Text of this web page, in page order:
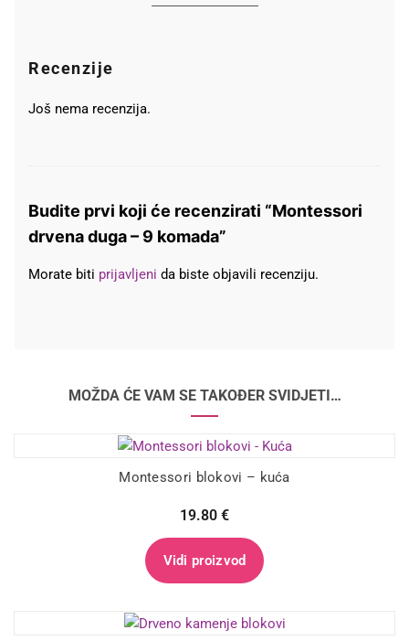
Recenzije
Još nema recenzija.
Budite prvi koji će recenzirati “Montessori
drvena duga – 9 komada”
Morate biti prijavljeni da biste objavili recenziju.
MOŽDA ĆE VAM SE TAKOĐER SVIDJETI…
Montessori blokovi – kuća
19.80 €
Vidi proizvod